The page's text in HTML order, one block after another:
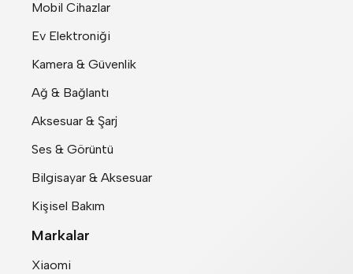
Mobil Cihazlar
Ev Elektroniği
Kamera & Güvenlik
Ağ & Bağlantı
Aksesuar & Şarj
Ses & Görüntü
Bilgisayar & Aksesuar
Kişisel Bakım
Markalar
Xiaomi